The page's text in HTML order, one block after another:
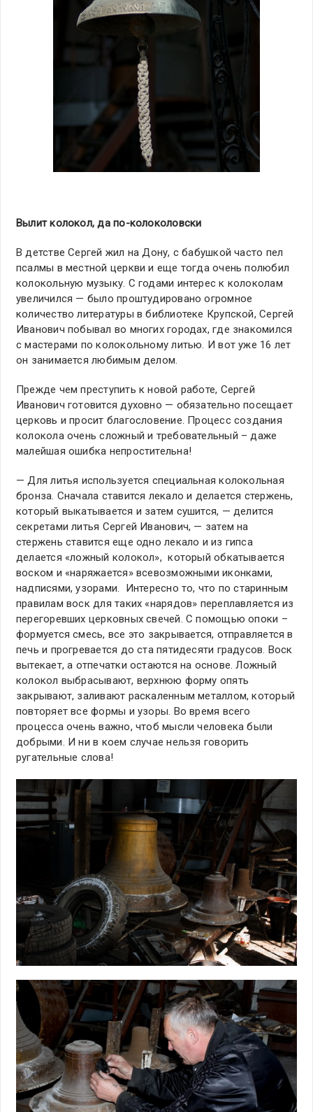
Вылит колокол, да по-колоколовски
В детстве Сергей жил на Дону, с бабушкой часто пел
псалмы в местной церкви и еще тогда очень полюбил
колокольную музыку. С годами интерес к колоколам
увеличился — было проштудировано огромное
количество литературы в библиотеке Крупской, Сергей
Иванович побывал во многих городах, где знакомился
с мастерами по колокольному литью. И вот уже 16 лет
он занимается любимым делом.
Прежде чем преступить к новой работе, Сергей
Иванович готовится духовно — обязательно посещает
церковь и просит благословение. Процесс создания
колокола очень сложный и требовательный – даже
малейшая ошибка непростительна!
— Для литья используется специальная колокольная
бронза. Сначала ставится лекало и делается стержень,
который выкатывается и затем сушится, — делится
секретами литья Сергей Иванович, — затем на
стержень ставится еще одно лекало и из гипса
делается «ложный колокол», который обкатывается
воском и «наряжается» всевозможными иконками,
надписями, узорами. Интересно то, что по старинным
правилам воск для таких «нарядов» переплавляется из
перегоревших церковных свечей. С помощью опоки –
формуется смесь, все это закрывается, отправляется в
печь и прогревается до ста пятидесяти градусов. Воск
вытекает, а отпечатки остаются на основе. Ложный
колокол выбрасывают, верхнюю форму опять
закрывают, заливают раскаленным металлом, который
повторяет все формы и узоры. Во время всего
процесса очень важно, чтоб мысли человека были
добрыми. И ни в коем случае нельзя говорить
ругательные слова!